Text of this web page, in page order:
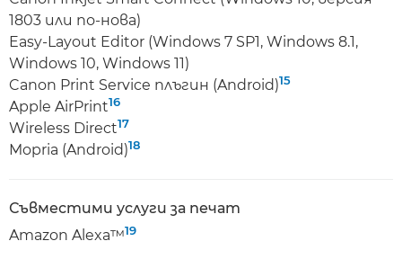
1803 или по-нова)
Easy-Layout Editor (Windows 7 SP1, Windows 8.1,
Windows 10, Windows 11)
Canon Print Service плъгин (Android)15
Apple AirPrint16
Wireless Direct17
Mopria (Android)18
Съвместими услуги за печат
Amazon Alexa™19